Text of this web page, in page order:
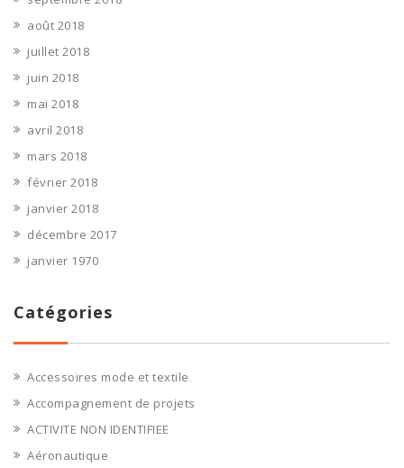
août 2018
juillet 2018
juin 2018
mai 2018
avril 2018
mars 2018
février 2018
janvier 2018
décembre 2017
janvier 1970
Catégories
Accessoires mode et textile
Accompagnement de projets
ACTIVITE NON IDENTIFIEE
Aéronautique